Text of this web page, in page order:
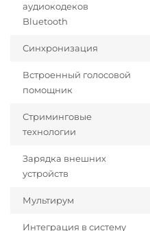
аудиокодеков
Bluetooth
Синхронизация
Встроенный голосовой
помощник
Стриминговые
технологии
Зарядка внешних
устройств
Мультирум
Интеграция в систему